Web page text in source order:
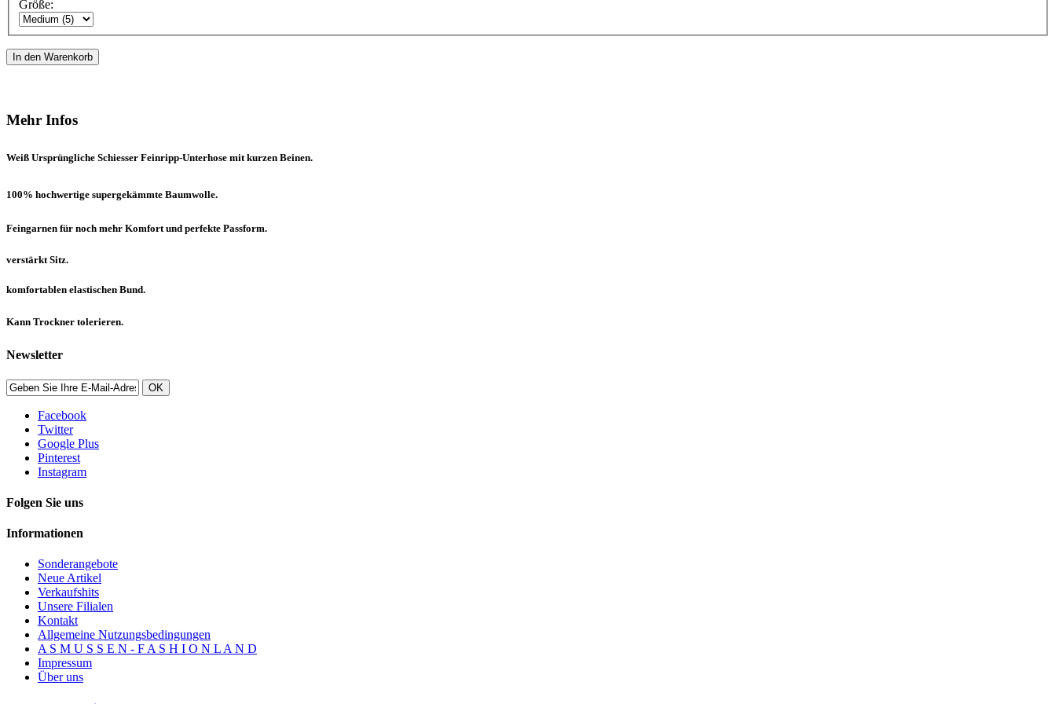
Größe:
In den Warenkorb
Mehr Infos
Weiß Ursprüngliche Schiesser Feinripp-Unterhose mit kurzen Beinen.
100% hochwertige supergekämmte Baumwolle.
Feingarnen für noch mehr Komfort und perfekte Passform.
verstärkt Sitz.
komfortablen elastischen Bund.
Kann Trockner tolerieren.
Newsletter
OK
Facebook
Twitter
Google Plus
Pinterest
Instagram
Folgen Sie uns
Informationen
Sonderangebote
Neue Artikel
Verkaufshits
Unsere Filialen
Kontakt
Allgemeine Nutzungsbedingungen
A S M U S S E N - F A S H I O N L A N D
Impressum
Über uns